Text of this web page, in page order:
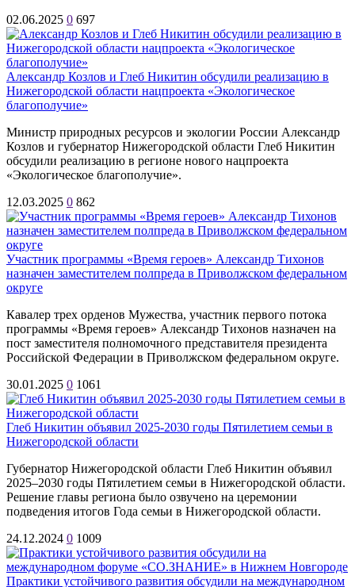
02.06.2025 0 697
Александр Козлов и Глеб Никитин обсудили реализацию в
Нижегородской области нацпроекта «Экологическое
благополучие»
Министр природных ресурсов и экологии России Александр
Козлов и губернатор Нижегородской области Глеб Никитин
обсудили реализацию в регионе нового нацпроекта
«Экологическое благополучие».
12.03.2025 0 862
Участник программы «Время героев» Александр Тихонов
назначен заместителем полпреда в Приволжском федеральном
округе
Кавалер трех орденов Мужества, участник первого потока
программы «Время героев» Александр Тихонов назначен на
пост заместителя полномочного представителя президента
Российской Федерации в Приволжском федеральном округе.
30.01.2025 0 1061
Глеб Никитин объявил 2025-2030 годы Пятилетием семьи в
Нижегородской области
Губернатор Нижегородской области Глеб Никитин объявил
2025–2030 годы Пятилетием семьи в Нижегородской области.
Решение главы региона было озвучено на церемонии
подведения итогов Года семьи в Нижегородской области.
24.12.2024 0 1009
Практики устойчивого развития обсудили на международном